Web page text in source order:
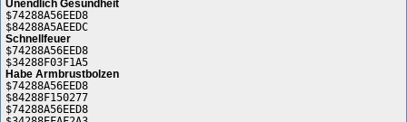
Unendlich Gesundheit
$74288A56EED8
$84288A5AEEDC
Schnellfeuer
$74288A56EED8
$34288F03F1A5
Habe Armbrustbolzen
$74288A56EED8
$84288F150277
$74288A56EED8